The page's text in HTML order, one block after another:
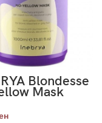
Blondesse
Mask